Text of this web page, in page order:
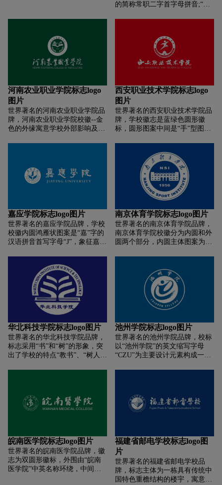
身“保定初级师范学堂”的创建时
的简称常职二字首字母拼音;“C”
为学院是2002年合并组建而成;三
个“Z”意指学院职教的三大主体
“工、农、医”;
河南农业职业学院标志logo
图片
世界著名的河南农业职业学院品
牌，河南农业职业学院校徽--金
色的外缘寓意学校外部影响及外
谐，建校年代寓意学校从此起
步，主图形采用学校英文名称缩
一颗繁茂的植物，书本、雄鹰、
植物，象征着知识、天空和生
命，寓意学校蓬勃的发展和无限
的空间，而植物、动物和金色的
麦穗也表现了学校的专业特征，
西安职业技术学院标志logo
图片
世界著名的西安职业技术学院品
牌，学校徽志是蓝绿色圆形徽
标，圆形图案中间是“手”型图
体标识，下方是校名英文首字母
嘉应学院标志logo图片
世界著名的嘉应学院品牌，学校
校徽内圆鸿雁状图案是“嘉”字的
汉语拼音首写字母“J”，象征嘉应
语拼音首写字母“Y”，象征培养
人才;整个图案象征学校地处“三
乡”(文化之乡、足球之乡、华侨
之乡);学校校徽底色为蓝色，中
文、英文及园内树叶图形为白色;
学校校名由饶宗颐教授题写。
南京体育学院标志logo图片
世界著名的南京体育学院品牌，
南京体育学院校徽分为内圆和外
圆两个部分，内圆主体图案为民
方的数字“1956”说明建校时间;外
圆为南京体育学院的汉字和拼
音，更加直观的表达了该校的信
华北科技学院标志logo图片
世界著名的华北科技学院品牌，
标志采用“书”和“树”的形象，突
出了学校的特点“教书”、“树人”
出安全。底部为科技的拼音第一
个字母"K"，同时也含有在科技
池州学院标志logo图片
世界著名的池州学院品牌，校标
以“池州学院”的英文缩写字母
“CZU”为主要设计元素构成一圆
风貌。整体图案还构成字母“e”为
“教育”的英文首字母，表达了学
科学，循环往复，生生不息。圆
形的图案，象征学院的事业蒸蒸
日上。开放的图案，象征学院立
足池州、服务社会、面向未来。
整个图案构图简洁明快，典雅大
气，富有时代气息，有很强的可
皖南医学院标志logo图片
世界著名的皖南医学院品牌，徽
志为双圆形徽标，外围由“皖南
医学院”中英名称环绕，中间是
福建省邮电学校标志logo图
片
世界著名的福建省邮电学校品
牌，标志主体为一栋具有传统中
国特色重檐结构的楼宇，寓意甘